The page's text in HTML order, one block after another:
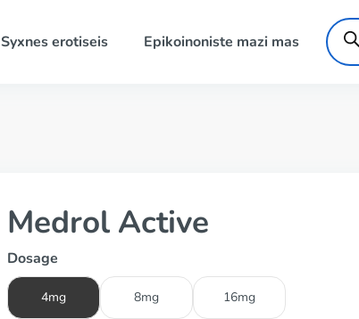
Syxnes erotiseis Epikoinoniste mazi mas search
Medrol Active
Dosage
4mg 8mg 16mg